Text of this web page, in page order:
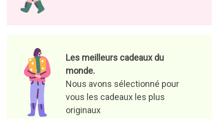
Les meilleurs cadeaux du
monde.
Nous avons sélectionné pour
vous les cadeaux les plus
originaux